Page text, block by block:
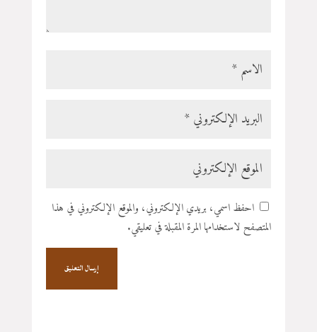
احفظ اسمي، بريدي الإلكتروني، والموقع الإلكتروني في هذا
المتصفح لاستخدامها المرة المقبلة في تعليقي.
إرسال التعليق